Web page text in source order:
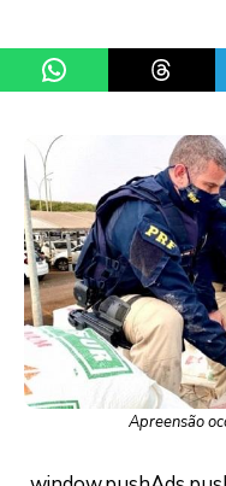
Share on WhatsApp
Share
Apreensão